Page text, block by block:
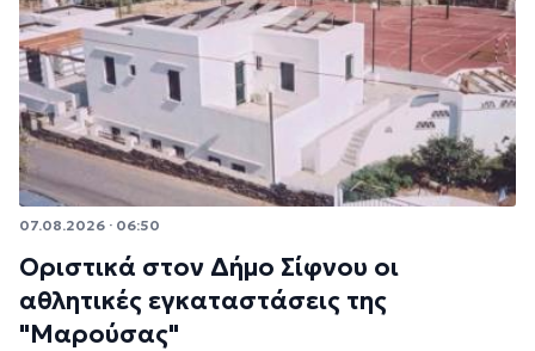
07.08.2026 · 06:50
Οριστικά στον Δήμο Σίφνου οι
αθλητικές εγκαταστάσεις της
"Μαρούσας"